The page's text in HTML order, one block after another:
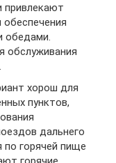
привлекают
обедами.
обслуживания
хорош для
пунктов,
дальнего
по горячей пище